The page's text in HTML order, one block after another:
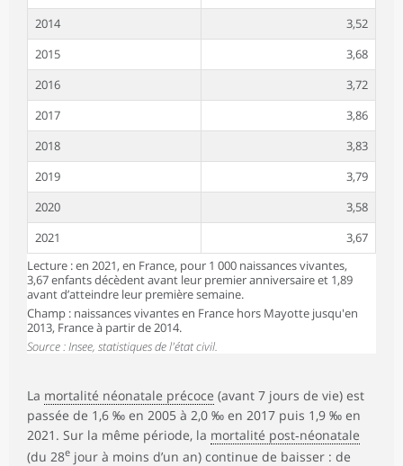
2014
3,52
2015
3,68
2016
3,72
2017
3,86
2018
3,83
2019
3,79
2020
3,58
2021
3,67
Lecture : en 2021, en France, pour 1 000 naissances vivantes,
3,67 enfants décèdent avant leur premier anniversaire et 1,89
avant d’atteindre leur première semaine.
Champ : naissances vivantes en France hors Mayotte jusqu'en
2013, France à partir de 2014.
Source : Insee, statistiques de l'état civil.
La mortalité néonatale précoce (avant 7 jours de vie) est
passée de 1,6 ‰ en 2005 à 2,0 ‰ en 2017 puis 1,9 ‰ en
2021. Sur la même période, la mortalité post‑néonatale
(du 28e jour à moins d’un an) continue de baisser : de